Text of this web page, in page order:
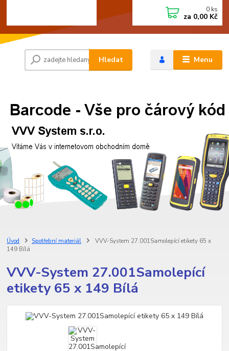
Menu
Hledat
0 ks
za 0,00 Kč
Úvod Spotřební materiál
VVV-System 27.001Samolepící etikety 65 x
149 Bílá
VVV-System 27.001Samolepící
etikety 65 x 149 Bílá